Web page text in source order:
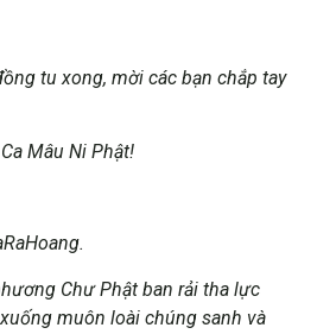
tu xong, mời các bạn chắp tay
Mâu Ni Phật!
Chư Phật ban rải tha lực
muôn loài chúng sanh và